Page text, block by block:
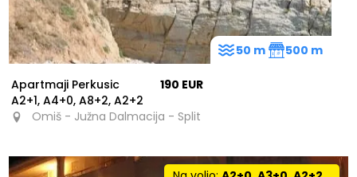
Apartmaji Perkusic
A2+1, A4+0, A8+2, A2+2
190 EUR
Omiš - Južna Dalmacija - Split
50 m 500 m